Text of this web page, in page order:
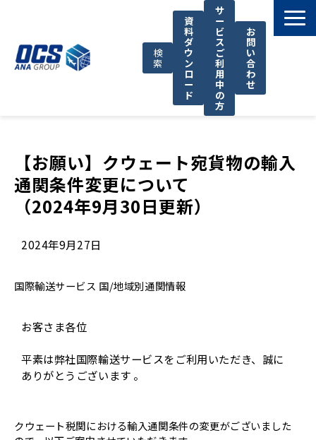
検
索
資
料
ダ
ウ
ン
ロ
ー
ド
サ
ー
ビ
ス
ご
利
用
中
の
方
お
問
い
合
わ
せ
OCSが選ばれる理由
お役立ち情報
サポート
【お願い】クウェート宛貨物の輸入
通関条件変更について
（2024年9月30日更新）
2024年9月27日
国際輸送サービス 国/地域別通関情報
お客さま各位
平素は弊社国際輸送サービスをご利用いただき、誠に
ありがとうございます 。
クウェート税関における輸入通関条件の変更がございました